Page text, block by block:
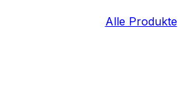
Alle Produkte